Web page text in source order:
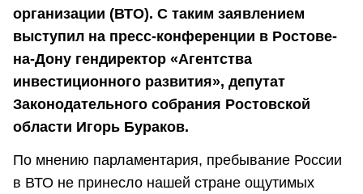
организации (ВТО). С таким заявлением
выступил на пресс-конференции в Ростове-
на-Дону гендиректор «Агентства
инвестиционного развития», депутат
Законодательного собрания Ростовской
области Игорь Бураков.
По мнению парламентария, пребывание России
в ВТО не принесло нашей стране ощутимых